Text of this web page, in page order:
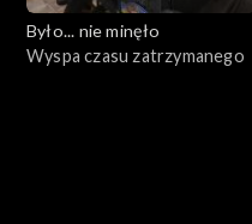
Było... nie minęło
Wyspa czasu zatrzymanego